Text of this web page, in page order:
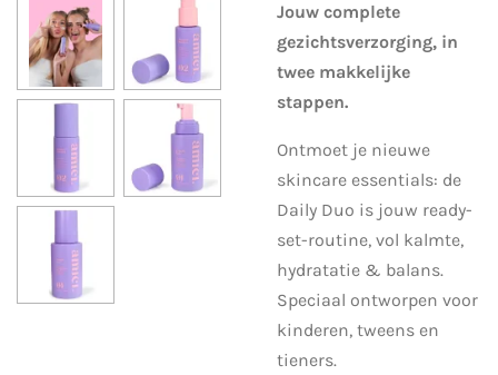
Jouw complete
gezichtsverzorging, in
twee makkelijke
stappen.
Ontmoet je nieuwe
skincare essentials: de
Daily Duo is jouw ready-
set-routine, vol kalmte,
hydratatie & balans.
Speciaal ontworpen voor
kinderen, tweens en
tieners.